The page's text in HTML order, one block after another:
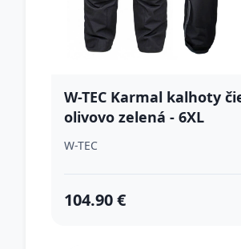
W-TEC Karmal kalhoty
olivovo zelená - 6XL
W-TEC
104.90 €